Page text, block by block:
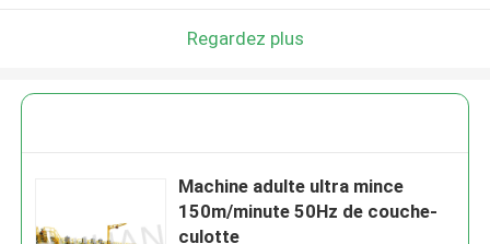
Regardez plus
Machine adulte ultra mince
150m/minute 50Hz de couche-
culotte